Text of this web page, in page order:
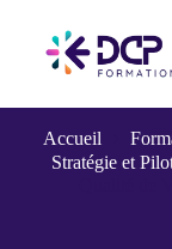
Accueil
Stratégie et
Qualité de